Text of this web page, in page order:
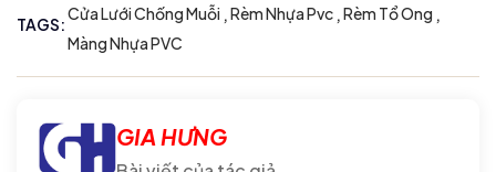
TAGS:
Cửa Lưới Chống Muỗi ,Rèm Nhựa Pvc ,Rèm Tổ Ong ,
Màng Nhựa PVC
GIA HƯNG